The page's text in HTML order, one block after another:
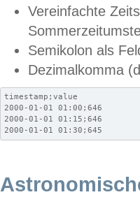
Vereinfachte
Semikolon als
Dezimalkomma
timestamp;value
2000-01-01 01:00;646
2000-01-01 01:15;646
2000-01-01 01:30;645